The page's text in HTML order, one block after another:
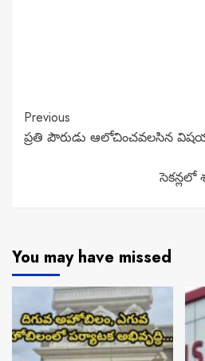
Continue
Reading
Previous
ప్రతి పౌరుడు ఆలోచించవలసిన
సెకన్లలో
You may have missed